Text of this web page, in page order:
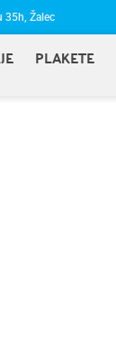
35h, Žalec
PLAKETE